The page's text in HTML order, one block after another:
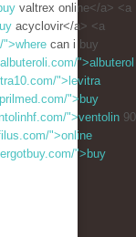
valtrex online</a> <a
acyclovir</a> <a
">where can i buy
">albuterol
">levitra
">buy
">ventolin 90
">online
">buy